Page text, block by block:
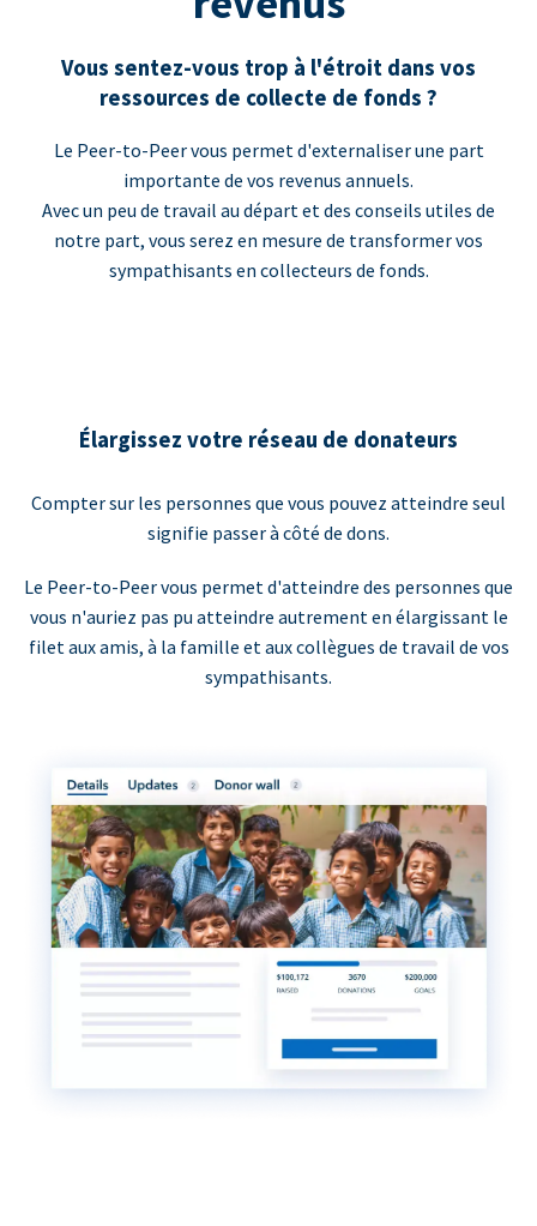
Vous sentez-vous trop à l'étroit dans vos
ressources de collecte de fonds ?
Le Peer-to-Peer vous permet d'externaliser une part
importante de vos revenus annuels.
Avec un peu de travail au départ et des conseils utiles de
notre part, vous serez en mesure de transformer vos
sympathisants en collecteurs de fonds.
Élargissez votre réseau de donateurs
Compter sur les personnes que vous pouvez atteindre seul
signifie passer à côté de dons.
Le Peer-to-Peer vous permet d'atteindre des personnes que
vous n'auriez pas pu atteindre autrement en élargissant le
filet aux amis, à la famille et aux collègues de travail de vos
sympathisants.